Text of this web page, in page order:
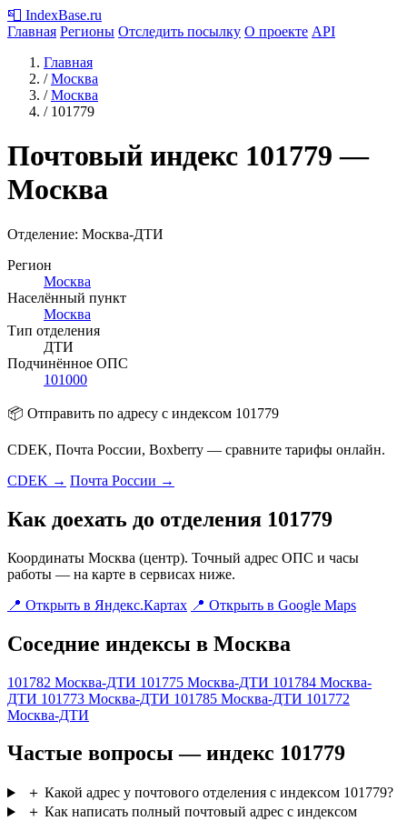
📮 IndexBase.ru
Главная Регионы Отследить посылку О проекте API
Главная
/ Москва
/ Москва
/ 101779
Почтовый индекс 101779 —
Москва
Отделение: Москва-ДТИ
Регион
Москва
Населённый пункт
Москва
Тип отделения
ДТИ
Подчинённое ОПС
101000
📦 Отправить по адресу с индексом 101779
CDEK, Почта России, Boxberry — сравните тарифы онлайн.
CDEK → Почта России →
Как доехать до отделения 101779
Координаты Москва (центр). Точный адрес ОПС и часы
работы — на карте в сервисах ниже.
📍 Открыть в Яндекс.Картах 📍 Открыть в Google Maps
Соседние индексы в Москва
101782 Москва-ДТИ 101775 Москва-ДТИ 101784 Москва-
ДТИ 101773 Москва-ДТИ 101785 Москва-ДТИ 101772
Москва-ДТИ
Частые вопросы — индекс 101779
＋ Какой адрес у почтового отделения с индексом 101779?
＋ Как написать полный почтовый адрес с индексом